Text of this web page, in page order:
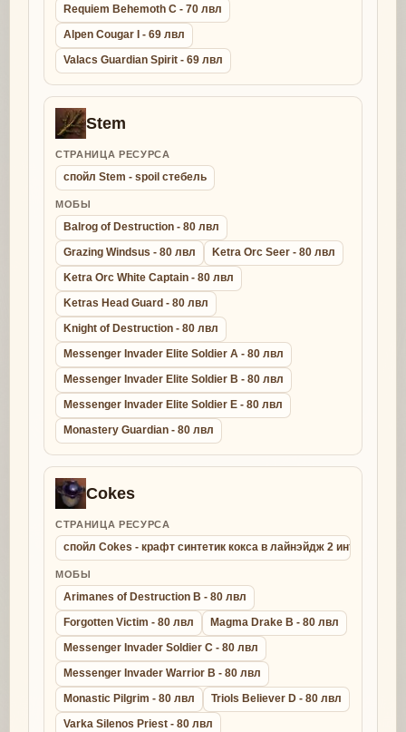
Requiem Behemoth C - 70 лвл
Alpen Cougar I - 69 лвл
Valacs Guardian Spirit - 69 лвл
Stem
СТРАНИЦА РЕСУРСА
спойл Stem - spoil стебель
МОБЫ
Balrog of Destruction - 80 лвл
Grazing Windsus - 80 лвл
Ketra Orc Seer - 80 лвл
Ketra Orc White Captain - 80 лвл
Ketras Head Guard - 80 лвл
Knight of Destruction - 80 лвл
Messenger Invader Elite Soldier A - 80 лвл
Messenger Invader Elite Soldier B - 80 лвл
Messenger Invader Elite Soldier E - 80 лвл
Monastery Guardian - 80 лвл
Cokes
СТРАНИЦА РЕСУРСА
спойл Cokes - крафт синтетик кокса в лайнэйдж 2 интерлюд
МОБЫ
Arimanes of Destruction B - 80 лвл
Forgotten Victim - 80 лвл
Magma Drake B - 80 лвл
Messenger Invader Soldier C - 80 лвл
Messenger Invader Warrior B - 80 лвл
Monastic Pilgrim - 80 лвл
Triols Believer D - 80 лвл
Varka Silenos Priest - 80 лвл